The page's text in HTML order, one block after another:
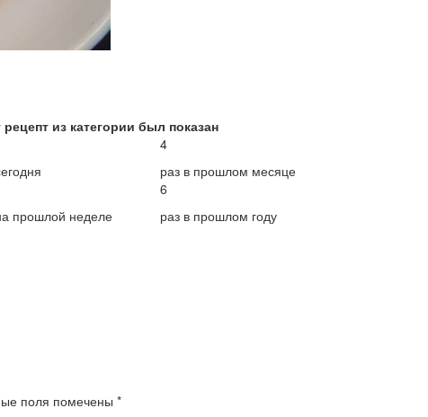
рецепт из категории был показан
4
раз в прошлом месяце
прошлой неделе
6
раз в прошлом году
поля помечены *